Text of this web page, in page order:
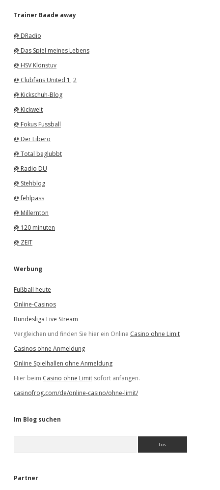
h
Trainer Baade away
@ DRadio
@ Das Spiel meines Lebens
@ HSV Klönstuv
@ Clubfans United 1 , 2
@ Kickschuh-Blog
@ Kickwelt
@ Fokus Fussball
@ Der Libero
@ Total beglubbt
@ Radio DU
@ Stehblog
@ fehlpass
@ Millernton
@ 120 minuten
@ ZEIT
Werbung
Fußball heute
Online-Casinos
Bundesliga Live Stream
Vergleichen und finden Sie hier ein Online Casino ohne Limit
Casinos ohne Anmeldung
Online Spielhallen ohne Anmeldung
Hier beim Casino ohne Limit sofort anfangen.
casinofrog.com/de/online-casino/ohne-limit/
Im Blog suchen
e
Partner